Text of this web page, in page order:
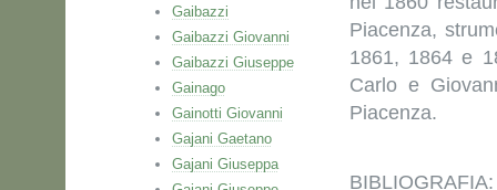
Gaibazzi
Gaibazzi Giovanni
Gaibazzi Giuseppe
Gainago
Gainotti Giovanni
Gajani Gaetano
Gajani Giuseppa
Piacenza,
1861, 1864 e
Carlo e
Piacenza.